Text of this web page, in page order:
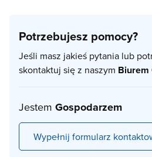
Potrzebujesz pomocy?
Jeśli masz jakieś pytania lub
skontaktuj się z naszym Biurem
Jestem Gospodarzem
Wypełnij formularz